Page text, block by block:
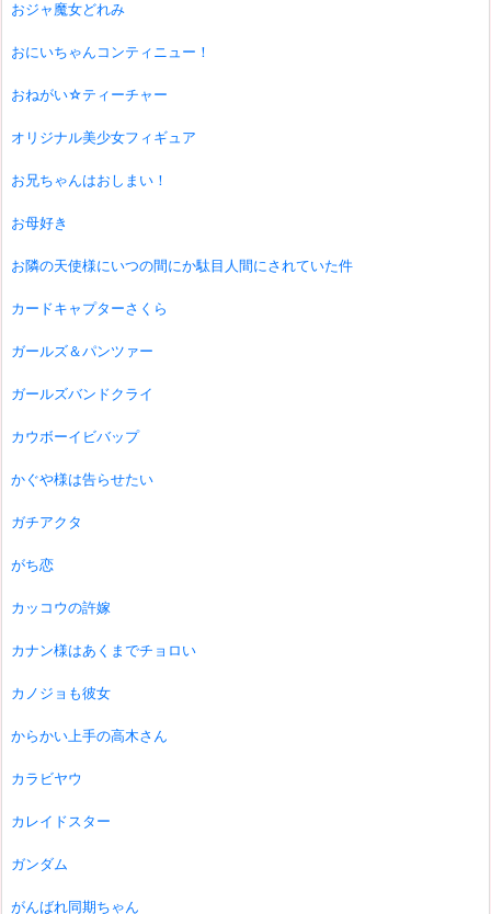
おジャ魔女どれみ
おにいちゃんコンティニュー！
おねがい☆ティーチャー
オリジナル美少女フィギュア
お兄ちゃんはおしまい！
お母好き
お隣の天使様にいつの間にか駄目人間にされていた件
カードキャプターさくら
ガールズ＆パンツァー
ガールズバンドクライ
カウボーイビバップ
かぐや様は告らせたい
ガチアクタ
がち恋
カッコウの許嫁
カナン様はあくまでチョロい
カノジョも彼女
からかい上手の高木さん
カラビヤウ
カレイドスター
ガンダム
がんばれ同期ちゃん